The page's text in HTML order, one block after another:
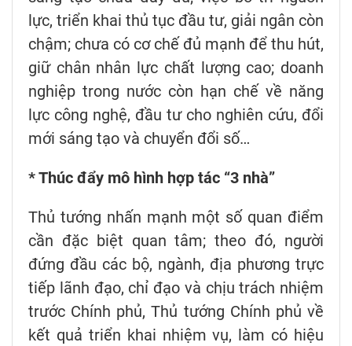
lực, triển khai thủ tục đầu tư, giải ngân còn
chậm; chưa có cơ chế đủ mạnh để thu hút,
giữ chân nhân lực chất lượng cao; doanh
nghiệp trong nước còn hạn chế về năng
lực công nghệ, đầu tư cho nghiên cứu, đổi
mới sáng tạo và chuyển đổi số…
* Thúc đẩy mô hình hợp tác “3 nhà”
Thủ tướng nhấn mạnh một số quan điểm
cần đặc biệt quan tâm; theo đó, người
đứng đầu các bộ, ngành, địa phương trực
tiếp lãnh đạo, chỉ đạo và chịu trách nhiệm
trước Chính phủ, Thủ tướng Chính phủ về
kết quả triển khai nhiệm vụ, làm có hiệu